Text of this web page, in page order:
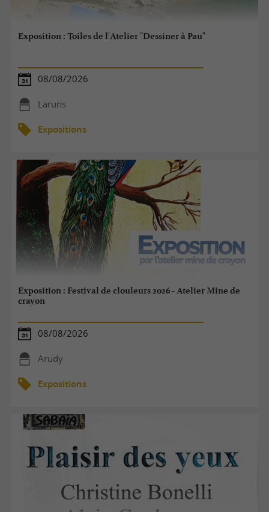
Exposition : Toiles de l'Atelier "Dessiner à Pau"
08/08/2026
Laruns
Expositions
Exposition : Festival de clouleurs 2026 - Atelier Mine de
crayon
08/08/2026
Arudy
Expositions